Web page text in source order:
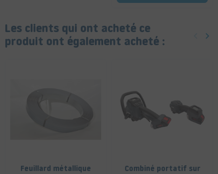
Les clients qui ont acheté ce
produit ont également acheté :
keyboard_arrow_right
Feuillard métallique
Combiné portatif sur